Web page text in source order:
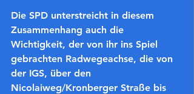
Die SPD unterstreicht in diesem
Zusammenhang auch die
Wichtigkeit, der von ihr ins Spiel
gebrachten Radwegeachse, die von
der IGS, über den
Nicolaiweg/Kronberger Straße bis